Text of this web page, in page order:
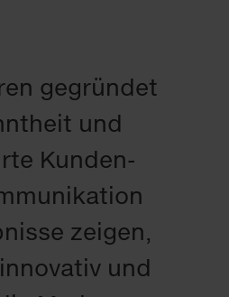
gegründet
und
Kunden-
zeigen,
und